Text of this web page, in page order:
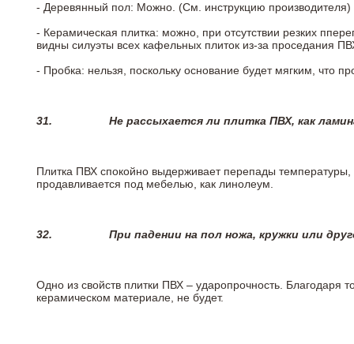
- Деревянный пол: Можно. (См. инструкцию производителя)
- Керамическая плитка: можно, при отсутствии резких
видны силуэты всех кафельных плиток из-за проседания
- Пробка: нельзя, поскольку основание будет мягким, что
31. Не рассыхается ли плитка ПВХ, как
Плитка ПВХ спокойно выдерживает перепады температуры,
продавливается под мебелью, как линолеум.
32. При падении на пол ножа, кружки или
Одно из свойств плитки ПВХ – ударопрочность. Благодаря
керамическом материале, не будет.